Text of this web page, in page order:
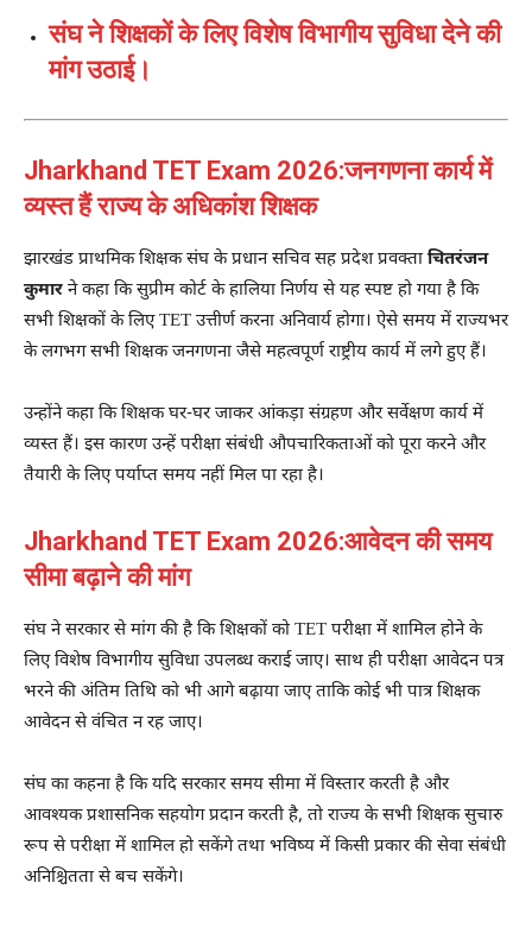
संघ ने शिक्षकों के लिए विशेष विभागीय सुविधा देने की
मांग उठाई।
Jharkhand TET Exam 2026:जनगणना कार्य में
व्यस्त हैं राज्य के अधिकांश शिक्षक
झारखंड प्राथमिक शिक्षक संघ के प्रधान सचिव सह प्रदेश प्रवक्ता चितरंजन
कुमार ने कहा कि सुप्रीम कोर्ट के हालिया निर्णय से यह स्पष्ट हो गया है कि
सभी शिक्षकों के लिए TET उत्तीर्ण करना अनिवार्य होगा। ऐसे समय में राज्यभर
के लगभग सभी शिक्षक जनगणना जैसे महत्वपूर्ण राष्ट्रीय कार्य में लगे हुए हैं।
उन्होंने कहा कि शिक्षक घर-घर जाकर आंकड़ा संग्रहण और सर्वेक्षण कार्य में
व्यस्त हैं। इस कारण उन्हें परीक्षा संबंधी औपचारिकताओं को पूरा करने और
तैयारी के लिए पर्याप्त समय नहीं मिल पा रहा है।
Jharkhand TET Exam 2026:आवेदन की समय
सीमा बढ़ाने की मांग
संघ ने सरकार से मांग की है कि शिक्षकों को TET परीक्षा में शामिल होने के
लिए विशेष विभागीय सुविधा उपलब्ध कराई जाए। साथ ही परीक्षा आवेदन पत्र
भरने की अंतिम तिथि को भी आगे बढ़ाया जाए ताकि कोई भी पात्र शिक्षक
आवेदन से वंचित न रह जाए।
संघ का कहना है कि यदि सरकार समय सीमा में विस्तार करती है और
आवश्यक प्रशासनिक सहयोग प्रदान करती है, तो राज्य के सभी शिक्षक सुचारु
रूप से परीक्षा में शामिल हो सकेंगे तथा भविष्य में किसी प्रकार की सेवा संबंधी
अनिश्चितता से बच सकेंगे।